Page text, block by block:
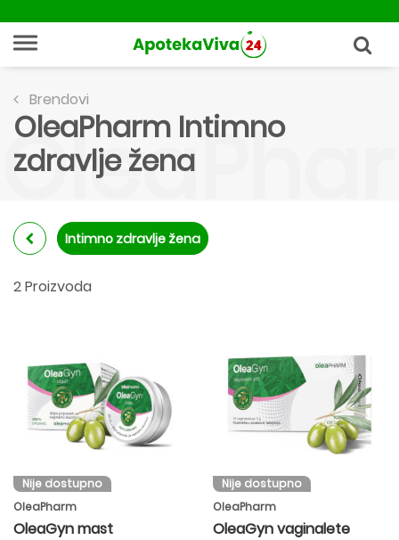
Brendovi
OleaPharm Intimno
zdravlje žena
Intimno zdravlje žena
2 Proizvoda
Nije dostupno
OleaPharm
OleaGyn mast
Nije dostupno
OleaPharm
OleaGyn vaginalete